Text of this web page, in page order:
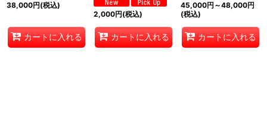
38,000円(税込)
カートに入れる
2,000円(税込)
カートに入れる
45,000円 ～48,000円
(税込)
カートに入れる